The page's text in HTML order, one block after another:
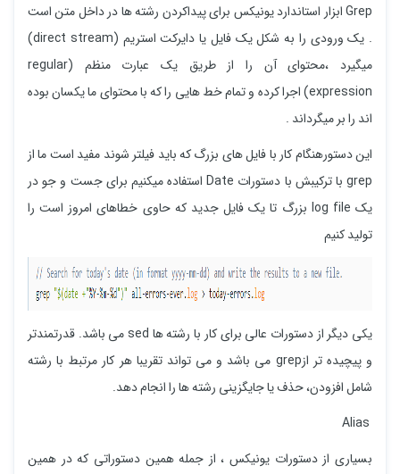
Grep ابزار استاندارد یونیکس برای پیداکردن رشته ها در داخل متن است
. یک ورودی را به شکل یک فایل یا دایرکت استریم (direct stream)
میگیرد ،محتوای آن را از طریق یک عبارت منظم (regular
expression) اجرا کرده و تمام خط هایی را که با محتوای ما یکسان بوده
اند را بر میگرداند .
این دستورهنگام کار با فایل های بزرگ که باید فیلتر شوند مفید است ما از
grep با ترکیبش با دستورات Date استفاده میکنیم برای جست و جو در
یک log file بزرگ تا یک فایل جدید که حاوی خطاهای امروز است را
تولید کنیم
یکی دیگر از دستورات عالی برای کار با رشته ها sed می باشد. قدرتمندتر
و پیچیده تر ازgrep می باشد و می تواند تقریبا هر کار مرتبط با رشته
شامل افزودن، حذف یا جایگزینی رشته ها را انجام دهد.
بسیاری از دستورات یونیکس ، از جمله همین دستوراتی که در همین